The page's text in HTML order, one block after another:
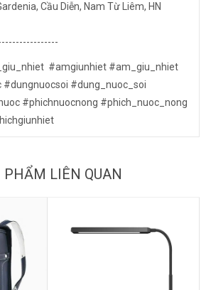
Cầu Diễn, Nam Từ Liêm, HN
#amgiunhiet #am_giu_nhiet
#dung_nuoc_soi
#phichnuocnong #phich_nuoc_nong
LIÊN QUAN